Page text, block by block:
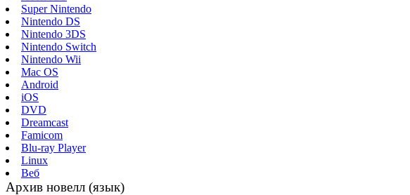
Super Nintendo
Nintendo DS
Nintendo 3DS
Nintendo Switch
Nintendo Wii
Mac OS
Android
iOS
DVD
Dreamcast
Famicom
Blu-ray Player
Linux
Веб
Архив новелл (язык)